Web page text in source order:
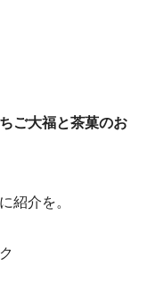
ご大福と茶菓のお
紹介を。